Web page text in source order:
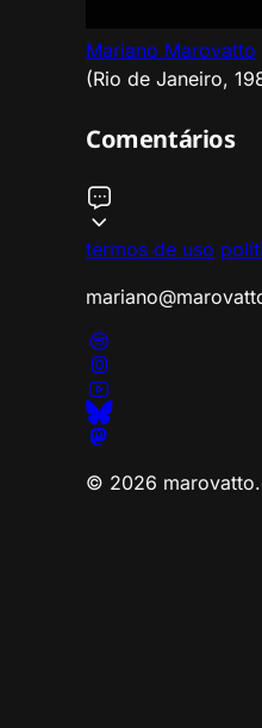
Mariano Marovatto
(Rio de Janeiro,
Comentários
termos de uso